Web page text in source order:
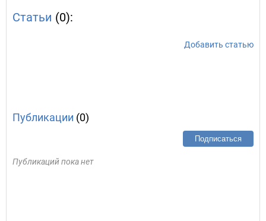
Статьи (0):
Добавить статью
Публикации (0)
Подписаться
Публикаций пока нет